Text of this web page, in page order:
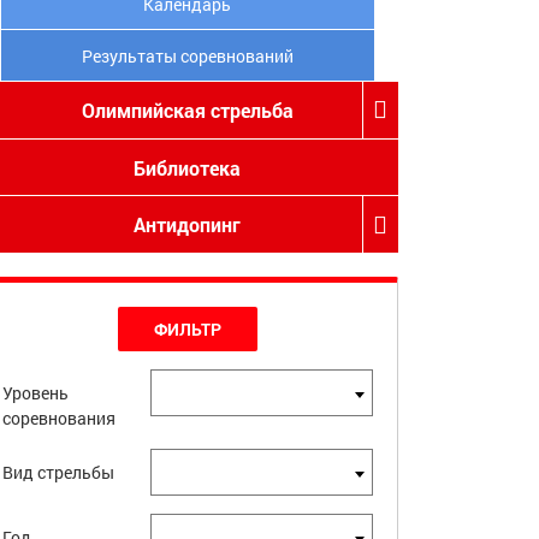
Результаты соревнований
Олимпийская стрельба
Библиотека
Антидопинг
ФИЛЬТР
Уровень
соревнования
Вид стрельбы